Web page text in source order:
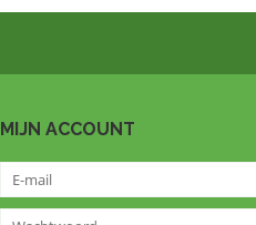
MIJN ACCOUNT